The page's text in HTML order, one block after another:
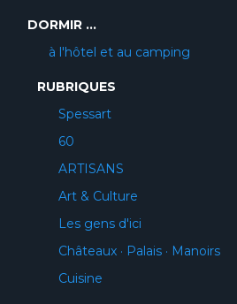
DORMIR ...
à l'hôtel et au camping
RUBRIQUES
Spessart
60
ARTISANS
Art & Culture
Les gens d'ici
Châteaux · Palais · Manoirs
Cuisine